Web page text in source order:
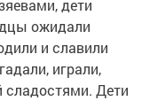
дети
ожидали
и славили
играли,
сладостями. Дети